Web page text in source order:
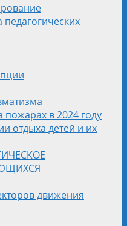
педагогических
в 2024 году
отдыха детей и их
движения